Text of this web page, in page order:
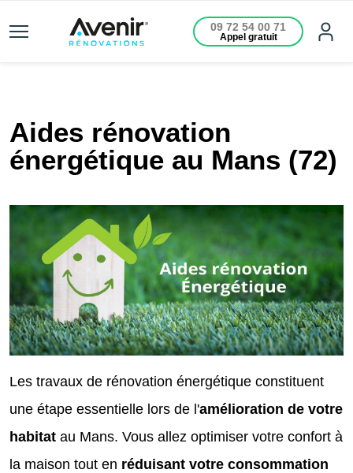
09 72 54 00 71
Appel gratuit
Aides rénovation
énergétique au Mans (72)
Les travaux de rénovation énergétique constituent
une étape essentielle lors de l'amélioration de votre
habitat au Mans. Vous allez optimiser votre confort à
la maison tout en réduisant votre consommation